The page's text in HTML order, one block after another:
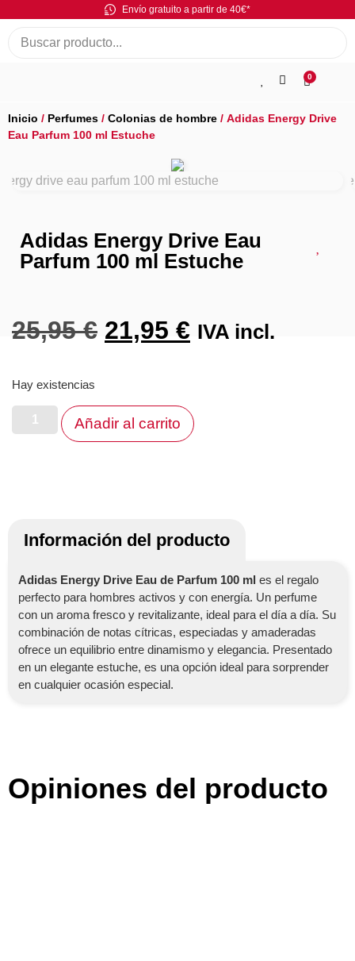
Envío gratuito a partir de 40€*
0
Inicio / Perfumes / Colonias de hombre / Adidas Energy Drive
Eau Parfum 100 ml Estuche
Adidas Energy Drive Eau
Parfum 100 ml Estuche
25,95€ 21,95 € IVA incl.
Hay existencias
Añadir al carrito
Información del producto
Adidas Energy Drive Eau de Parfum 100 ml es el regalo
perfecto para hombres activos y con energía. Un perfume
con un aroma fresco y revitalizante, ideal para el día a día. Su
combinación de notas cítricas, especiadas y amaderadas
ofrece un equilibrio entre dinamismo y elegancia. Presentado
en un elegante estuche, es una opción ideal para sorprender
en cualquier ocasión especial.
Opiniones del producto